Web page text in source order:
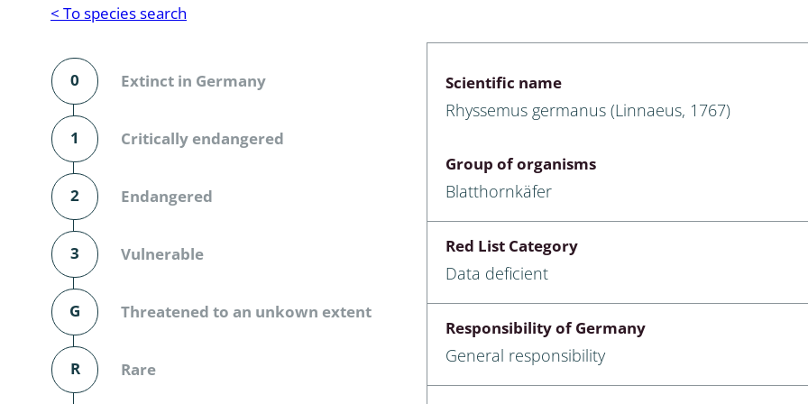
Reptilia
Aves
Branchiopoda: Anostraca,
Coleoptera: Scarabaeoidea
Makrozoobenthos
Diptera: Chaoboridae
marine Chlorophyta,
< To species search
0 Extinct in Germany
1 Critically endangered
2 Endangered
3 Vulnerable
G Threatened to an unkown extent
R Rare
Scientific name
Rhyssemus germanus (Linnaeus, 1767)
Group of organisms
Blatthornkäfer
Red List Category
Data deficient
Responsibility of Germany
General responsibility